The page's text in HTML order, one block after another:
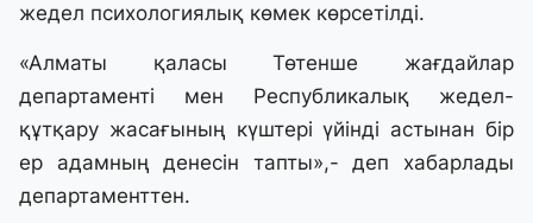
жедел психологиялық көмек көрсетілді.
«Алматы қаласы Төтенше жағдайлар
департаменті мен Республикалық жедел-
құтқару жасағының күштері үйінді астынан бір
ер адамның денесін тапты»,- деп хабарлады
департаменттен.